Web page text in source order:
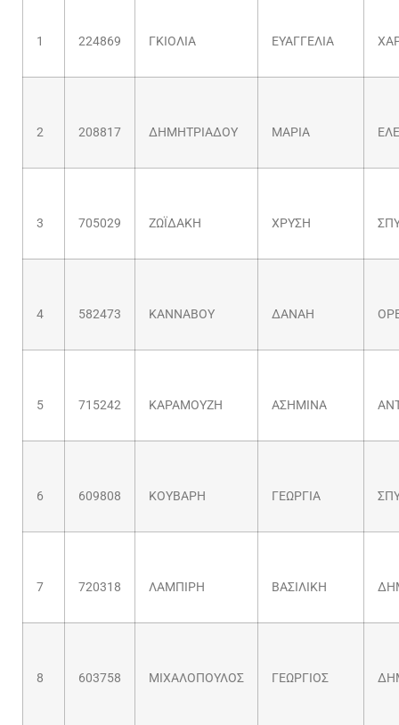
1 224869 ΓΚΙΟΛΙΑ ΕΥΑΓΓΕΛΙΑ
2 208817 ΔΗΜΗΤΡΙΑΔΟΥ ΜΑΡΙΑ
3 705029 ΖΩΪΔΑΚΗ ΧΡΥΣΗ
4 582473 ΚΑΝΝΑΒΟΥ ΔΑΝΑΗ
5 715242 ΚΑΡΑΜΟΥΖΗ ΑΣΗΜΙΝΑ
6 609808 ΚΟΥΒΑΡΗ ΓΕΩΡΓΙΑ
7 720318 ΛΑΜΠΙΡΗ ΒΑΣΙΛΙΚΗ
8 603758 ΜΙΧΑΛΟΠΟΥΛΟΣ ΓΕΩΡΓΙΟΣ